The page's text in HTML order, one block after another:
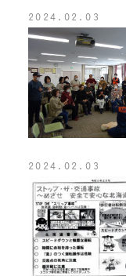
2024.02.03
2024.02.03